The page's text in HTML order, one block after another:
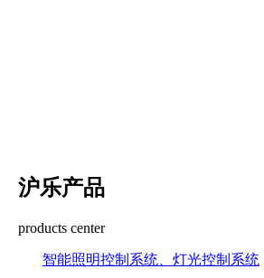
沪乐产品
products center
智能照明控制系统、灯光控制系统